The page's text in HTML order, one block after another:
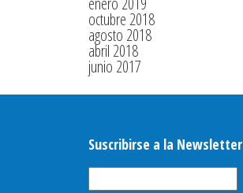
octubre 2018
agosto 2018
abril 2018
junio 2017
Suscribirse a la Newsletter